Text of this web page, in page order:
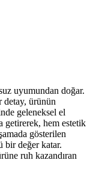
uyumundan doğar.
detay, ürünün
geleneksel el
hem estetik
gösterilen
bir değer katar.
ruh kazandıran